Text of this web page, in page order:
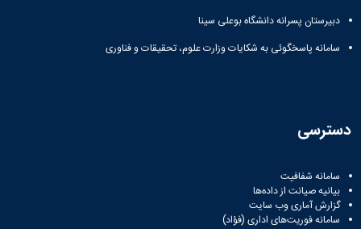
دبیرستان پسرانه دانشگاه بوعلی سینا
سامانه پاسخگوئی به شکایات وزارت علوم، تحقیقات و فناوری
دسترسی
سامانه شفافیت
بیانیه صیانت از داده‌ها
گزارش آماری وب‌ سایت
سامانه فوریت‌های اداری (فؤاد)